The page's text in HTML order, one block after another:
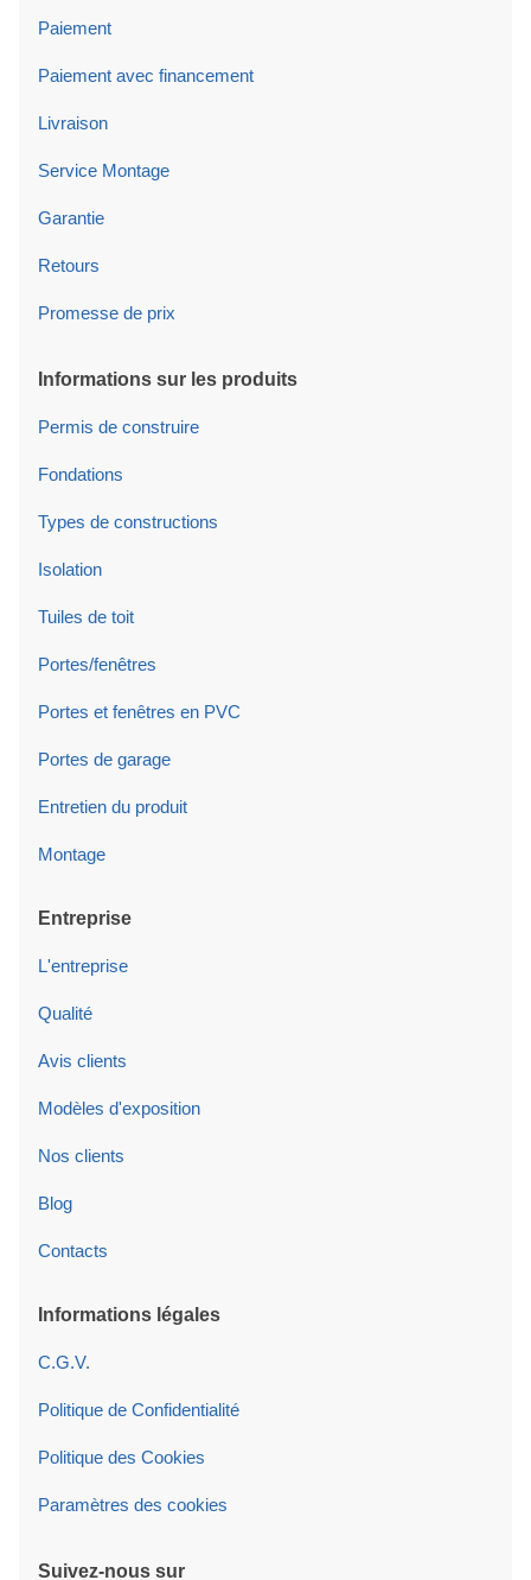
Paiement
Paiement avec financement
Livraison
Service Montage
Garantie
Retours
Promesse de prix
Informations sur les produits
Permis de construire
Fondations
Types de constructions
Isolation
Tuiles de toit
Portes/fenêtres
Portes et fenêtres en PVC
Portes de garage
Entretien du produit
Montage
Entreprise
L'entreprise
Qualité
Avis clients
Modèles d'exposition
Nos clients
Blog
Contacts
Informations légales
C.G.V.
Politique de Confidentialité
Politique des Cookies
Paramètres des cookies
Suivez-nous sur